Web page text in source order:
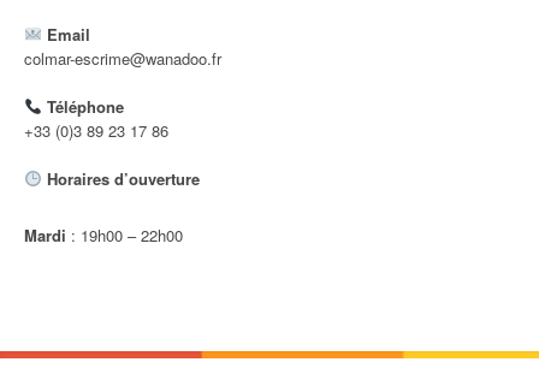
Email
colmar-escrime@wanadoo.fr
Téléphone
+33 (0)3 89 23 17 86
Horaires d’ouverture
Mardi : 19h00 – 22h00